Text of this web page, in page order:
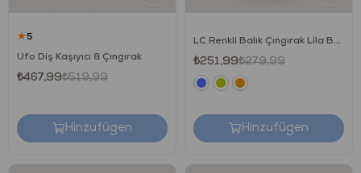
★5
Ufo Diş Kaşıyıcı & Çıngırak
₺467,99₺519,99
Hinzufügen
LC Renkli Balık Çıngırak Lila Beyaz
₺251,99₺279,99
unisex
Hinzufügen